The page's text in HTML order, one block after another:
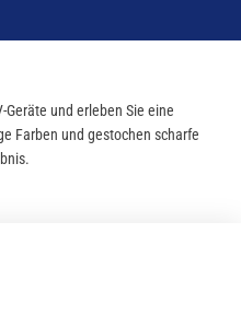
Geräte und erleben Sie eine
Farben und gestochen scharfe